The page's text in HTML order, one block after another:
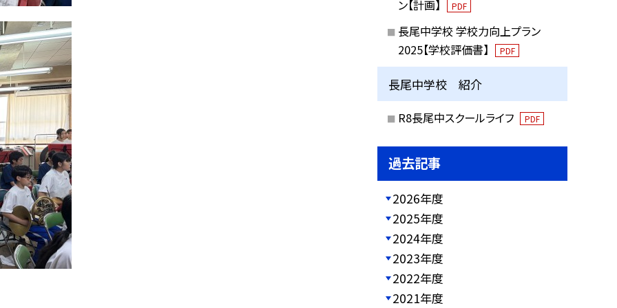
ン【計画】 PDF
長尾中学校 学校力向上プラン
2025【学校評価書】
PDF
長尾中学校 紹介
R8長尾中スクールライフ PDF
過去記事
2026年度
2025年度
2024年度
2023年度
2022年度
2021年度